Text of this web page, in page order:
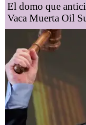
El domo que
Vaca Muerta Oil